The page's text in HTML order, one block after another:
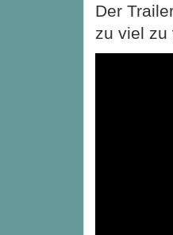
Der
zu viel zu